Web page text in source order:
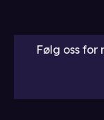
Følg oss for